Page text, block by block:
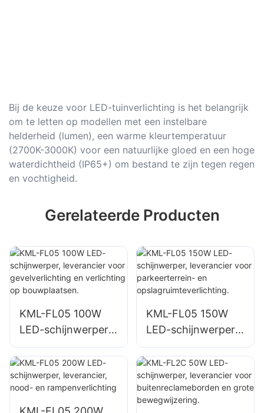
Bij de keuze voor LED-tuinverlichting is het belangrijk
om te letten op modellen met een instelbare
helderheid (lumen), een warme kleurtemperatuur
(2700K-3000K) voor een natuurlijke gloed en een hoge
waterdichtheid (IP65+) om bestand te zijn tegen regen
en vochtigheid.
Gerelateerde Producten
KML-FL05 100W
LED-schijnwerper,
leverancier voor
gevelverlichting en
verlichting op
bouwplaatsen.
KML-FL05 150W
LED-schijnwerper,
leverancier voor
parkeerterrein- en
opslagruimteverlich
ting.